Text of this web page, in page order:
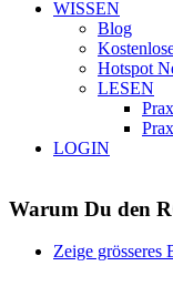
WISSEN
Blog
Hotspot
LESEN
LOGIN
Warum Du den
Zeige grösseres